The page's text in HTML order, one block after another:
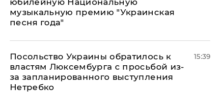
юбилейную Национальную
музыкальную премию "Украинская
песня года"
Посольство Украины обратилось к
властям Люксембурга с просьбой из-
за запланированного выступления
Нетребко
15:39